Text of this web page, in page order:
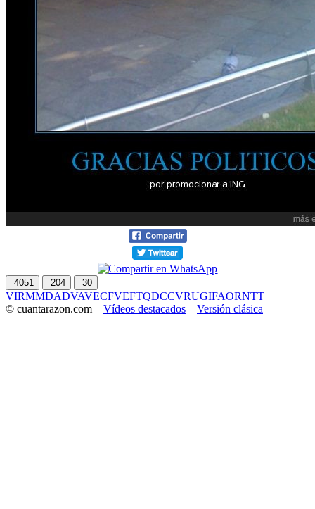
4051 204 30
VIRMMDADVAVECFVEFTQDCCVRUGIFAORNTT
© cuantarazon.com – Vídeos destacados – Versión clásica